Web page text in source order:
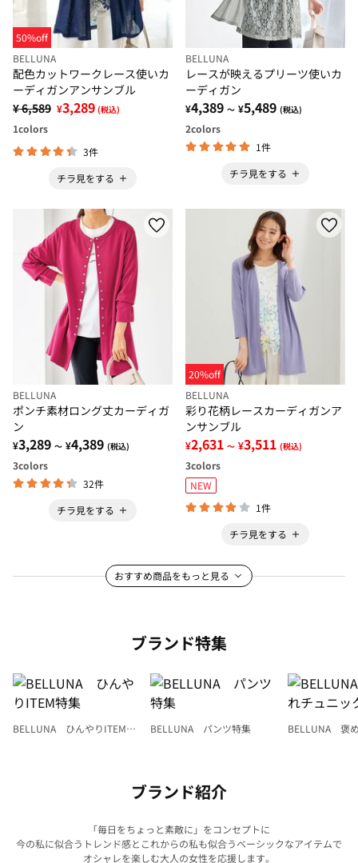
50%off
BELLUNA
配色カットワークレース使いカ
ーディガンアンサンブル
¥ 6,589 ¥3,289 (税込)
1colors
3件
チラ見をする
BELLUNA
レースが映えるプリーツ使いカ
ーディガン
¥4,389 ～ ¥5,489 (税込)
2colors
1件
チラ見をする
BELLUNA
ポンチ素材ロング丈カーディガ
ン
¥3,289 ～ ¥4,389 (税込)
3colors
32件
チラ見をする
20%off
BELLUNA
彩り花柄レースカーディガンア
ンサンブル
¥2,631 ～ ¥3,511 (税込)
3colors
NEW
1件
チラ見をする
おすすめ商品をもっと見る
ブランド特集
BELLUNA ひんやりITEM特
BELLUNA パンツ特集
BELLUNA 褒
ブランド紹介
「毎日をちょっと素敵に」をコンセプトに
今の私に似合うトレンド感とこれからの私も似合うベーシックなアイテムで
オシャレを楽しむ大人の女性を応援します。